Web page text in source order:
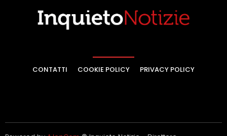
CONTATTI COOKIE POLICY PRIVACY POLICY